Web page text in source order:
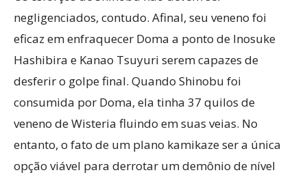
negligenciados, contudo. Afinal, seu veneno foi
eficaz em enfraquecer Doma a ponto de Inosuke
Hashibira e Kanao Tsuyuri serem capazes de
desferir o golpe final. Quando Shinobu foi
consumida por Doma, ela tinha 37 quilos de
veneno de Wisteria fluindo em suas veias. No
entanto, o fato de um plano kamikaze ser a única
opção viável para derrotar um demônio de nível